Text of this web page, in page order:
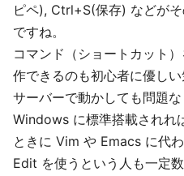
ピペ), Ctrl+S(保存) などが
ですね。
コマンド（ショートカット
作できるのも初心者に優し
サーバーで動かしても問題な
Windows に標準搭載されれ
ときに Vim や Emacs に代
Edit を使うという人も一定